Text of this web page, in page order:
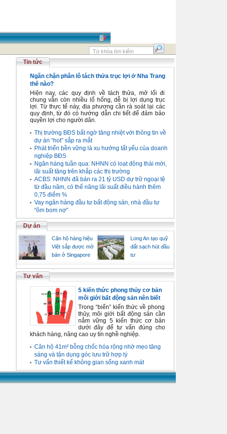
Tin tức
Ngăn chặn phân lô tách thửa trục lợi ở Nha Trang
thế nào?
Hiện nay, các quy định về tách thửa, mở lối đi
chung vẫn còn nhiều lổ hổng, dễ bị lợi dụng trục
lợi. Từ thực tế này, địa phương cần rà soát lại các
quy định, từ đó có hướng dẫn chi tiết để đảm bảo
quyền lợi cho người dân.
Thị trường BĐS bất ngờ tăng nhiệt với thông tin về
dự án “hot” sắp ra mắt
Phát triển bền vững là xu hướng tất yếu của doanh
nghiệp BĐS
Ngân hàng tuần qua: NHNN có loạt động thái mới,
lãi suất tăng trên khắp các thị trường
ACBS: NHNN đã bán ra 21 tỷ USD dự trữ ngoại tệ
từ đầu năm, có thể nâng lãi suất điều hành thêm
0,75 điểm %
Vay ngân hàng đầu tư bất động sản, nhà đầu tư
"ôm bom nợ"
Dự án
Căn hộ hàng hiệu
Việt sắp được mở
bán ở Singapore
Long An tạo quỹ
đất sạch hút đầu
tư
Tư vấn
5 kiến thức phong thủy cơ bản
môi giới bất động sản nên biết
Trong “biển” kiến thức về phong
thủy, môi giới bất động sản cần
nắm vững 5 kiến thức cơ bản
dưới đây để tư vấn đúng cho
khách hàng, nâng cao uy tín nghề nghiệp.
Căn hộ 41m² bỗng chốc hóa rộng nhờ mẹo tăng
sáng và tận dụng góc lưu trữ hợp lý
Tư vấn thiết kế không gian sống xanh mát